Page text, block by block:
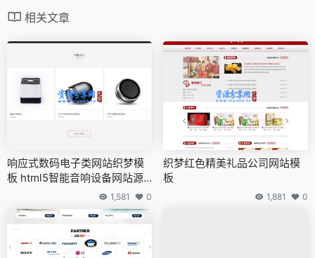
相关文章
响应式数码电子类网站织梦模
板 html5智能音响设备网站源
1,581 0
织梦红色精美礼品公司网站模
板
1,881 0